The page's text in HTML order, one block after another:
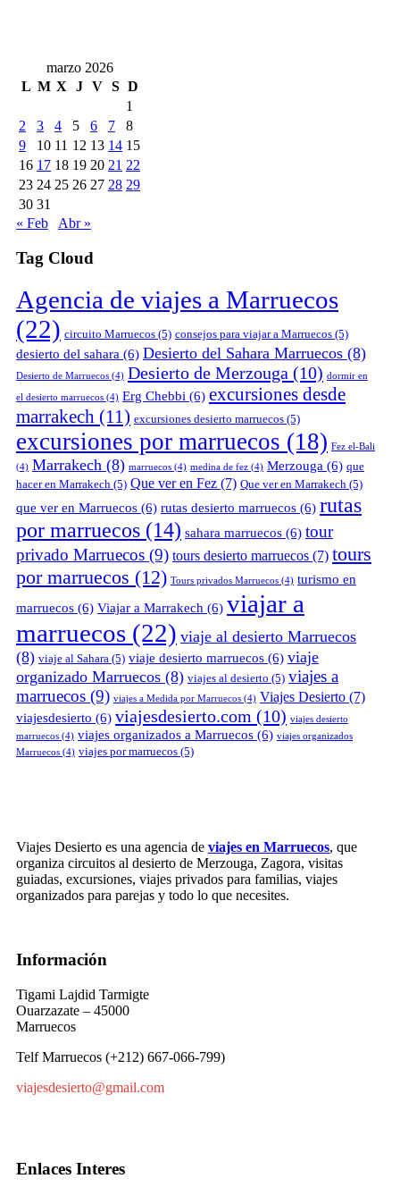
marzo 2026
L M X J V S D
1
2
3 4 5 6 7
8
9
10 11 12 13 14 15
16 17 18 19 20 21 22
23 24 25 26 27 28 29
30 31
« Feb
Abr »
Tag Cloud
Agencia de viajes a Marruecos
(22) circuito Marruecos (5) consejos para viajar a Marruecos (5)
desierto del sahara (6) Desierto del Sahara Marruecos (8)
Desierto de Marruecos (4) Desierto de Merzouga (10) dormir en
el desierto marruecos (4) Erg Chebbi (6) excursiones desde
marrakech (11) excursiones desierto marruecos (5)
excursiones por marruecos (18) Fez el-Bali
(4) Marrakech (8) marruecos (4) medina de fez (4) Merzouga (6) que
hacer en Marrakech (5) Que ver en Fez (7) Que ver en Marrakech (5)
que ver en Marruecos (6) rutas desierto marruecos (6) rutas
por marruecos (14) sahara marruecos (6) tour
privado Marruecos (9) tours desierto marruecos (7) tours
por marruecos (12) Tours privados Marruecos (4) turismo en
marruecos (6) Viajar a Marrakech (6) viajar a
marruecos (22) viaje al desierto Marruecos
(8) viaje al Sahara (5) viaje desierto marruecos (6) viaje
organizado Marruecos (8) viajes al desierto (5) viajes a
marruecos (9) viajes a Medida por Marruecos (4) Viajes Desierto (7)
viajesdesierto (6) viajesdesierto.com (10) viajes desierto
marruecos (4) viajes organizados a Marruecos (6) viajes organizados
Marruecos (4) viajes por marruecos (5)
Viajes Desierto es una agencia de viajes en Marruecos, que
organiza circuitos al desierto de Merzouga, Zagora, visitas
guiadas, excursiones, viajes privados para familias, viajes
organizados para parejas y todo lo que necesites.
Información
Tigami Lajdid Tarmigte
Ouarzazate – 45000
Marruecos
Telf Marruecos (+212) 667-066-799)
viajesdesierto@gmail.com
Enlaces Interes